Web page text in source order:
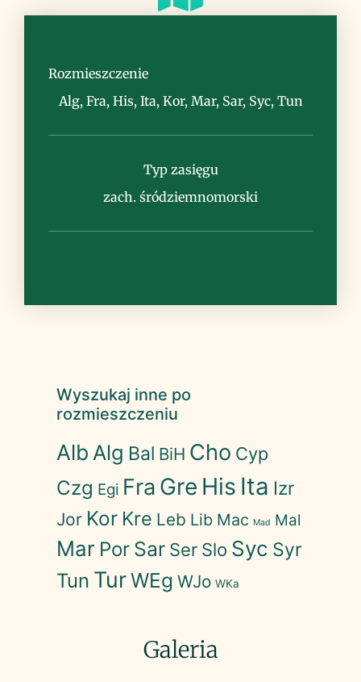
Uwagi
Rozmieszczenie
Alg, Fra, His, Ita, Kor, Mar, Sar, Syc, Tun
Typ zasięgu
zach. śródziemnomorski
Wyszukaj inne po
rozmieszczeniu
Alb Alg Bal BiH Cho Cyp
Czg Egi Fra Gre His Ita Izr
Jor Kor Kre Leb Lib Mac Mad Mal
Mar Por Sar Ser Slo Syc Syr
Tun TurWEg WJo WKa
Galeria